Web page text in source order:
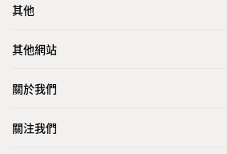
其他
其他網站
關於我們
關注我們